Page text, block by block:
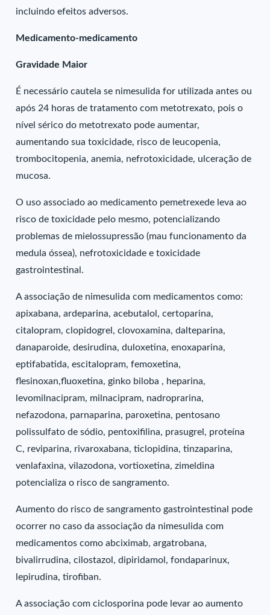
incluindo efeitos adversos.
Medicamento-medicamento
Gravidade Maior
É necessário cautela se nimesulida for utilizada antes ou
após 24 horas de tratamento com metotrexato, pois o
nível sérico do metotrexato pode aumentar,
aumentando sua toxicidade, risco de leucopenia,
trombocitopenia, anemia, nefrotoxicidade, ulceração de
mucosa.
O uso associado ao medicamento pemetrexede leva ao
risco de toxicidade pelo mesmo, potencializando
problemas de mielossupressão (mau funcionamento da
medula óssea), nefrotoxicidade e toxicidade
gastrointestinal.
A associação de nimesulida com medicamentos como:
apixabana, ardeparina, acebutalol, certoparina,
citalopram, clopidogrel, clovoxamina, dalteparina,
danaparoide, desirudina, duloxetina, enoxaparina,
eptifabatida, escitalopram, femoxetina,
flesinoxan,fluoxetina, ginko biloba , heparina,
levomilnacipram, milnacipram, nadroprarina,
nefazodona, parnaparina, paroxetina, pentosano
polissulfato de sódio, pentoxifilina, prasugrel, proteína
C, reviparina, rivaroxabana, ticlopidina, tinzaparina,
venlafaxina, vilazodona, vortioxetina, zimeldina
potencializa o risco de sangramento.
Aumento do risco de sangramento gastrointestinal pode
ocorrer no caso da associação da nimesulida com
medicamentos como abciximab, argatrobana,
bivalirrudina, cilostazol, dipiridamol, fondaparinux,
lepirudina, tirofiban.
A associação com ciclosporina pode levar ao aumento